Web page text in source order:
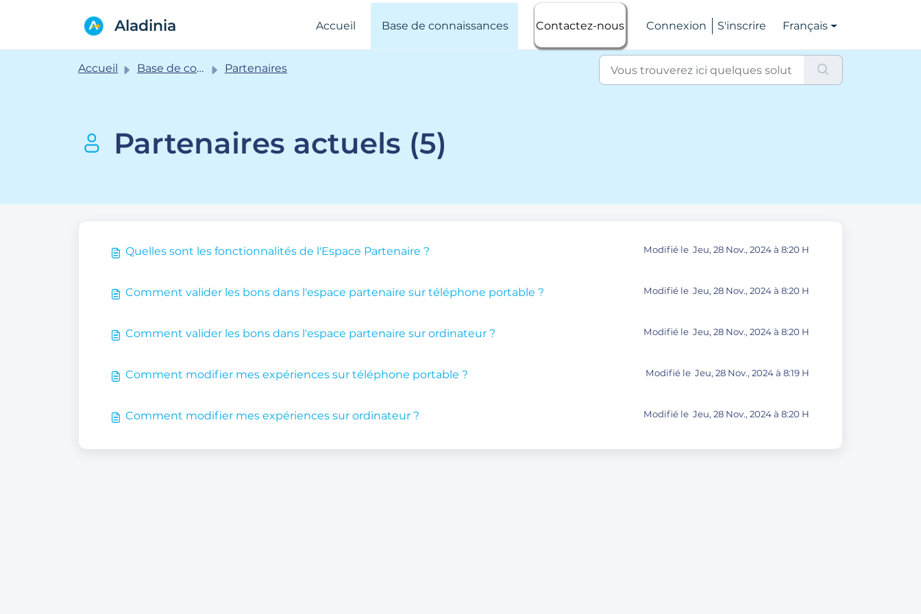
Aladinia Accueil Base de connaissances Contactez-nous Connexion S'inscrire Français
Accueil Base de connaissances Partenaires
Partenaires actuels (5)
Quelles sont les fonctionnalités de l'Espace Partenaire ? Modifié le Jeu, 28 Nov., 2024 à 8:20 H
Comment valider les bons dans l'espace partenaire sur téléphone portable ? Modifié le Jeu, 28 Nov., 2024 à 8:20 H
Comment valider les bons dans l'espace partenaire sur ordinateur ? Modifié le Jeu, 28 Nov., 2024 à 8:20 H
Comment modifier mes expériences sur téléphone portable ? Modifié le Jeu, 28 Nov., 2024 à 8:19 H
Comment modifier mes expériences sur ordinateur ? Modifié le Jeu, 28 Nov., 2024 à 8:20 H